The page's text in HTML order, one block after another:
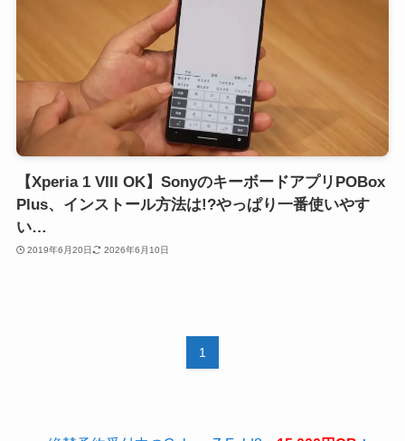
【Xperia 1 VIII OK】SonyのキーボードアプリPOBox
Plus、インストール方法は!?やっぱり一番使いやす
い…
2019年6月20日 2026年6月10日
1